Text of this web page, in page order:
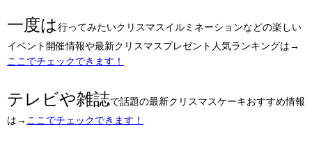
一度は行ってみたいクリスマスイルミネーションなどの楽しい
イベント開催情報や最新クリスマスプレゼント人気ランキングは→
ここでチェックできます！
テレビや雑誌で話題の最新クリスマスケーキおすすめ情報
は→ ここでチェックできます！